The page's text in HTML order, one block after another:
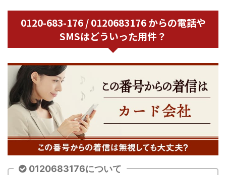
0120-683-176 / 0120683176 からの電話や
SMSはどういった用件？
0120683176について